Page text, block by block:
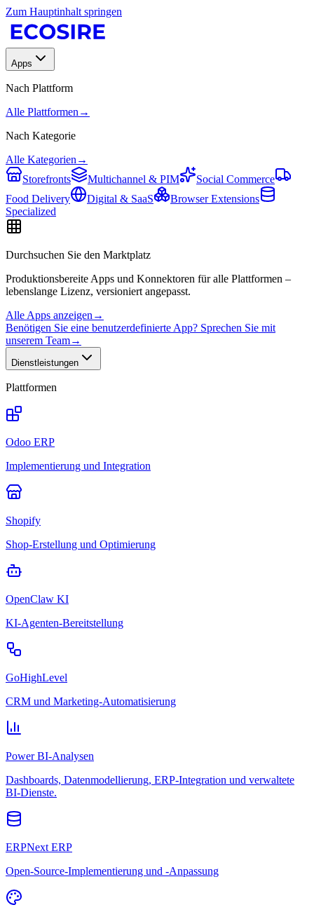
Zum Hauptinhalt springen
Apps
Nach Plattform
Alle Plattformen →
Nach Kategorie
Alle Kategorien →
Storefronts
Multichannel & PIM
Social Commerce
Food Delivery
Digital & SaaS
Browser Extensions
Specialized
Durchsuchen Sie den Marktplatz
Produktionsbereite Apps und Konnektoren für alle Plattformen –
lebenslange Lizenz, versioniert angepasst.
Alle Apps anzeigen →
Benötigen Sie eine benutzerdefinierte App? Sprechen Sie mit
unserem Team→
Dienstleistungen
Plattformen
Odoo ERP
Implementierung und Integration
Shopify
Shop-Erstellung und Optimierung
OpenClaw KI
KI-Agenten-Bereitstellung
GoHighLevel
CRM und Marketing-Automatisierung
Power BI-Analysen
Dashboards, Datenmodellierung, ERP-Integration und verwaltete
BI-Dienste.
ERPNext ERP
Open-Source-Implementierung und -Anpassung